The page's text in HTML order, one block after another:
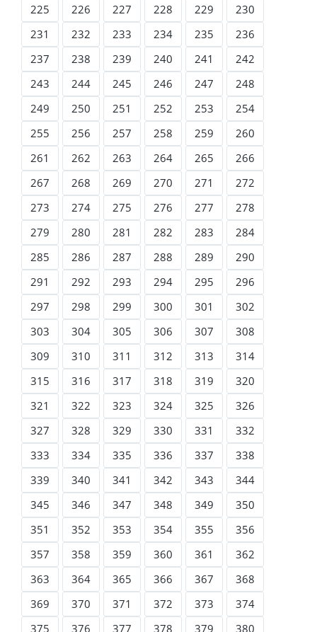
225
226 227 228 229
230
231
232 233 234 235
236
237
238 239 240 241
242
243
244 245 246 247
248
249
250 251 252 253
254
255
256 257 258 259
260
261
262 263 264 265
266
267
268 269 270 271
272
273
274 275 276 277
278
279
280 281 282 283
284
285
286 287 288 289
290
291
292 293 294 295
296
297
298 299 300 301
302
303
304 305 306 307
308
309
310 311 312 313
314
315
316 317 318 319
320
321
322 323 324 325
326
327
328 329 330 331
332
333
334 335 336 337
338
339
340 341 342 343
344
345
346 347 348 349
350
351
352 353 354 355
356
357
358 359 360 361
362
363
364 365 366 367
368
369
370 371 372 373
374
375
376 377 378 379 380